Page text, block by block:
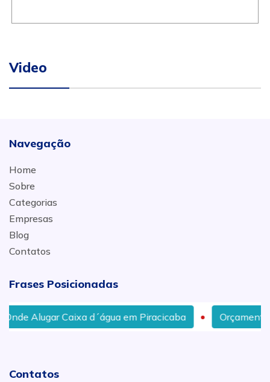
Video
Navegação
Home
Sobre
Categorias
Empresas
Blog
Contatos
Frases Posicionadas
Alugar Caixa d´água em Piracicaba Orçamento de
Contatos